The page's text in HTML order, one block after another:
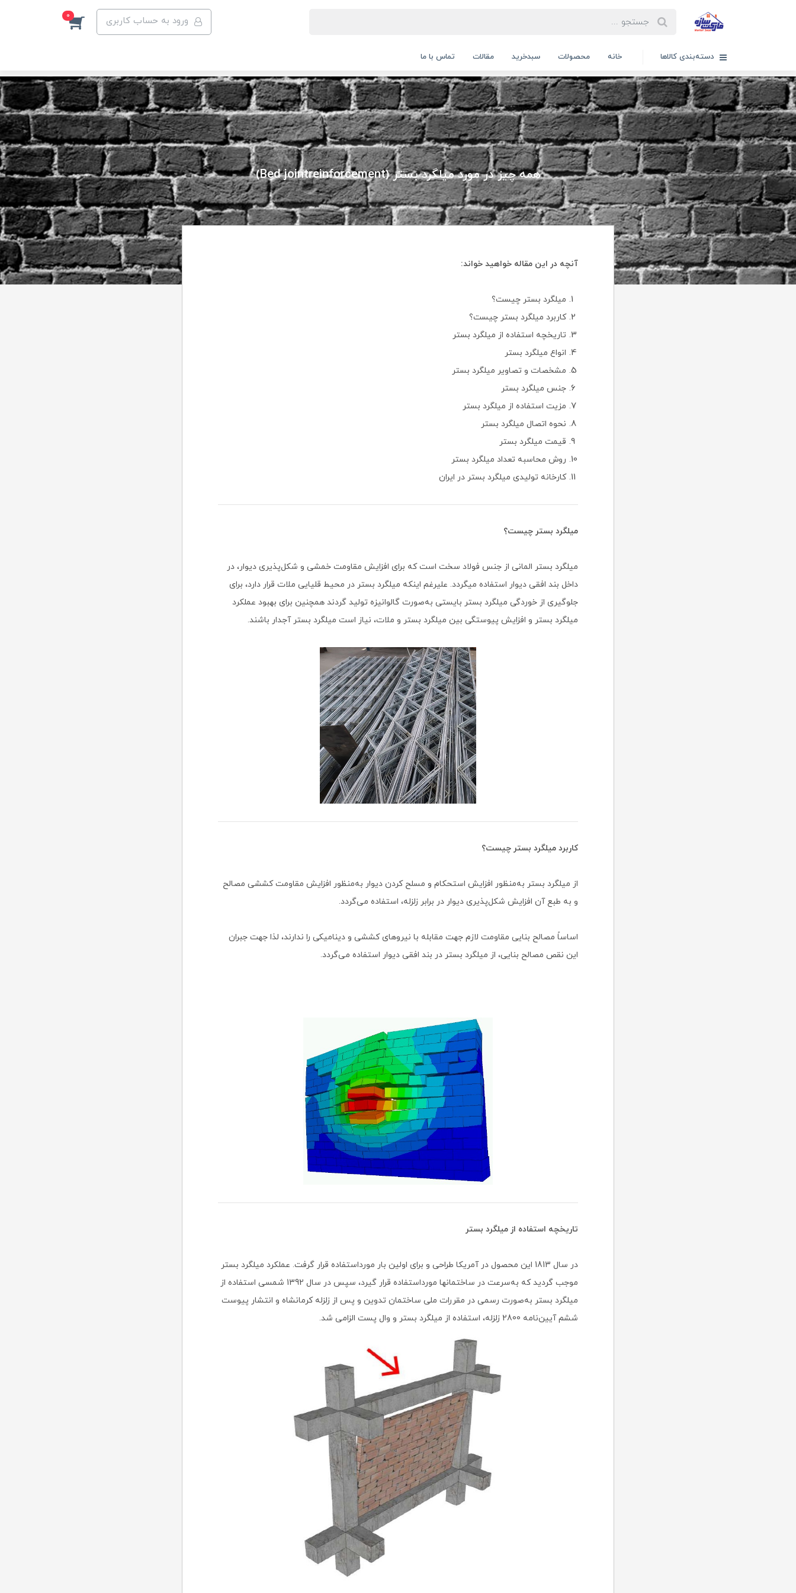
ورود به حساب کاربری 0
دسته‌بندی کالاها خانه محصولات سبدخرید مقالات تماس با ما
همه چیز در مورد میلگرد بستر (Bed jointreinforcement)
آنچه در این مقاله خواهید خواند:
میلگرد بستر چیست؟
کاربرد میلگرد بستر چیست؟
تاریخچه استفاده از میلگرد بستر
انواع میلگرد بستر
مشخصات و تصاویر میلگرد بستر
جنس میلگرد بستر
مزیت استفاده از میلگرد بستر
نحوه اتصال میلگرد بستر
قیمت میلگرد بستر
روش محاسبه تعداد میلگرد بستر
کارخانه تولیدی میلگرد بستر در ایران
میلگرد بستر چیست؟
میلگرد بستر المانی از جنس فولاد سخت است که برای افزایش مقاومت خمشی و شکل‌پذیری دیوار، در
داخل بند افقی دیوار استفاده می‏گردد. علیرغم اینکه میلگرد بستر در محیط قلیایی ملات قرار دارد، برای
جلوگیری از خوردگی میلگرد بستر بایستی به‌صورت گالوانیزه تولید گردند همچنین برای بهبود عملکرد
میلگرد بستر و افزایش پیوستگی بین میلگرد بستر و ملات، نیاز است میلگرد بستر آجدار باشند.
کاربرد میلگرد بستر چیست؟
از میلگرد بستر به‌منظور افزایش استحکام و مسلح کردن دیوار به‌منظور افزایش مقاومت کششی مصالح
و به طبع آن افزایش شکل‌پذیری دیوار در برابر زلزله، استفاده می‌گردد.
اساساً مصالح بنایی مقاومت لازم جهت مقابله با نیروهای کششی و دینامیکی را ندارند، لذا جهت جبران
این نقص مصالح بنایی، از میلگرد بستر در بند افقی دیوار استفاده می‌گردد.
تاریخچه استفاده از میلگرد بستر
در سال 1813 این محصول در آمریکا طراحی و برای اولین بار مورداستفاده قرار گرفت. عملکرد میلگرد بستر
موجب گردید که به‌سرعت در ساختمان‏ها مورداستفاده قرار گیرد، سپس در سال 1392 شمسی استفاده از
میلگرد بستر به‌صورت رسمی در مقررات ملی ساختمان تدوین و پس از زلزله کرمانشاه و انتشار پیوست
ششم آیین‌نامه 2800 زلزله، استفاده از میلگرد بستر و وال پست الزامی شد.